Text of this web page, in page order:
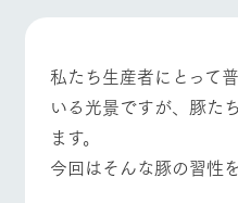
状況などを毎日
施設・体験
フラワー
ガーデン
生産品を見る
ArkFarm Wedding
牧場トップ 今
私たち生産者にとって
いる光景ですが、豚た
ます。
今回はそんな豚の習性